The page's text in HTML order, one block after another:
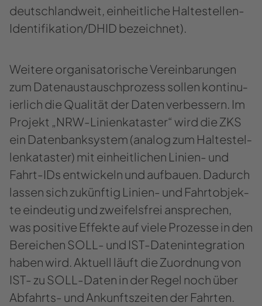
deutsch­land­weit, ein­heit­li­che Haltestellen-​
Identifikation/DHID be­zeich­net).
Wei­te­re or­ga­ni­sa­to­ri­sche Ver­ein­ba­run­gen
zum Da­ten­aus­tausch­pro­zess sol­len kon­ti­nu­
ier­lich die Qua­li­tät der Daten ver­bes­sern. Im
Pro­jekt „NRW-​Linienkataster“ wird die ZKS
ein Da­ten­bank­sys­tem (ana­log zum Hal­te­stel­
len­ka­tas­ter) mit ein­heit­li­chen Linien-​ und
Fahrt-​IDs ent­wi­ckeln und auf­bau­en. Da­durch
las­sen sich zu­künf­tig Linien-​ und Fahrt­ob­jek­
te ein­deu­tig und zwei­fels­frei an­spre­chen,
was po­si­ti­ve Ef­fek­te auf viele Pro­zes­se in den
Be­rei­chen SOLL- und IST-​Datenintegration
haben wird. Ak­tu­ell läuft die Zu­ord­nung von
IST- zu SOLL-​Daten in der Regel noch über
Abfahrts-​ und An­kunfts­zei­ten der Fahr­ten.